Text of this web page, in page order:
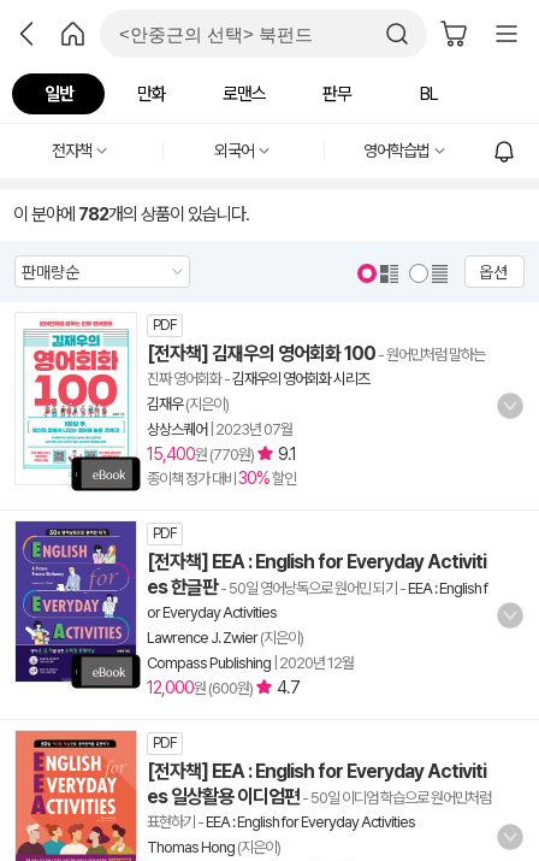
일반 만화 로맨스 판무 BL
전자책 외국어 영어학습법
이 분야에 782개의 상품이 있습니다.
옵션
PDF
[전자책] 김재우의 영어회화 100 - 원어민처럼 말하는
진짜 영어회화-김재우의 영어회화 시리즈
김재우(지은이)
상상스퀘어 2023년 07월
15,400원 (770원) 9.1
종이책 정가 대비 30%할인
PDF
[전자책] EEA : English for Everyday Activiti
es 한글판- 50일 영어낭독으로 원어민 되기 -EEA : English f
or Everyday Activities
Lawrence J. Zwier(지은이)
Compass Publishing 2020년 12월
12,000원 (600원) 4.7
PDF
[전자책] EEA : English for Everyday Activiti
es 일상활용 이디엄편 - 50일 이디엄 학습으로 원어민처럼
표현하기 -EEA : English for Everyday Activities
Thomas Hong (지은이)